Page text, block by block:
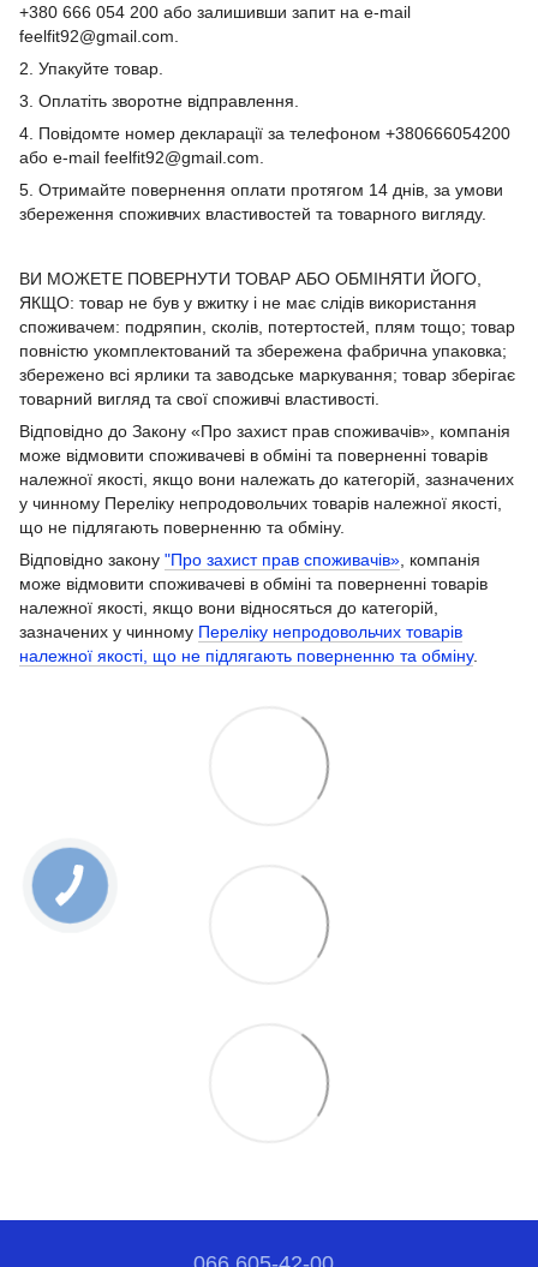
+380 666 054 200 або залишивши запит на e-mail
feelfit92@gmail.com.
2. Упакуйте товар.
3. Оплатіть зворотне відправлення.
4. Повідомте номер декларації за телефоном +380666054200
або e-mail feelfit92@gmail.com.
5. Отримайте повернення оплати протягом 14 днів, за умови
збереження споживчих властивостей та товарного вигляду.
ВИ МОЖЕТЕ ПОВЕРНУТИ ТОВАР АБО ОБМІНЯТИ ЙОГО,
ЯКЩО: товар не був у вжитку і не має слідів використання
споживачем: подряпин, сколів, потертостей, плям тощо; товар
повністю укомплектований та збережена фабрична упаковка;
збережено всі ярлики та заводське маркування; товар зберігає
товарний вигляд та свої споживчі властивості.
Відповідно до Закону «Про захист прав споживачів», компанія
може відмовити споживачеві в обміні та поверненні товарів
належної якості, якщо вони належать до категорій, зазначених
у чинному Переліку непродовольчих товарів належної якості,
що не підлягають поверненню та обміну.
Відповідно закону "Про захист прав споживачів» , компанія
може відмовити споживачеві в обміні та поверненні товарів
належної якості, якщо вони відносяться до категорій,
зазначених у чинному Переліку непродовольчих товарів
належної якості, що не підлягають поверненню та обміну.